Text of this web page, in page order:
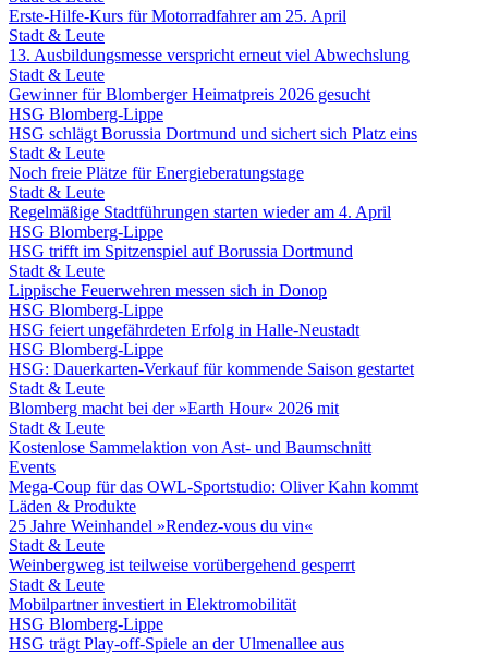
Erste-Hilfe-Kurs für Motorradfahrer am 25. April
Stadt & Leute
13. Ausbildungsmesse verspricht erneut viel Abwechslung
Stadt & Leute
Gewinner für Blomberger Heimatpreis 2026 gesucht
HSG Blomberg-Lippe
HSG schlägt Borussia Dortmund und sichert sich Platz eins
Stadt & Leute
Noch freie Plätze für Energieberatungstage
Stadt & Leute
Regelmäßige Stadtführungen starten wieder am 4. April
HSG Blomberg-Lippe
HSG trifft im Spitzenspiel auf Borussia Dortmund
Stadt & Leute
Lippische Feuerwehren messen sich in Donop
HSG Blomberg-Lippe
HSG feiert ungefährdeten Erfolg in Halle-Neustadt
HSG Blomberg-Lippe
HSG: Dauerkarten-Verkauf für kommende Saison gestartet
Stadt & Leute
Blomberg macht bei der »Earth Hour« 2026 mit
Stadt & Leute
Kostenlose Sammelaktion von Ast- und Baumschnitt
Events
Mega-Coup für das OWL-Sportstudio: Oliver Kahn kommt
Läden & Produkte
25 Jahre Weinhandel »Rendez-vous du vin«
Stadt & Leute
Weinbergweg ist teilweise vorübergehend gesperrt
Stadt & Leute
Mobilpartner investiert in Elektromobilität
HSG Blomberg-Lippe
HSG trägt Play-off-Spiele an der Ulmenallee aus